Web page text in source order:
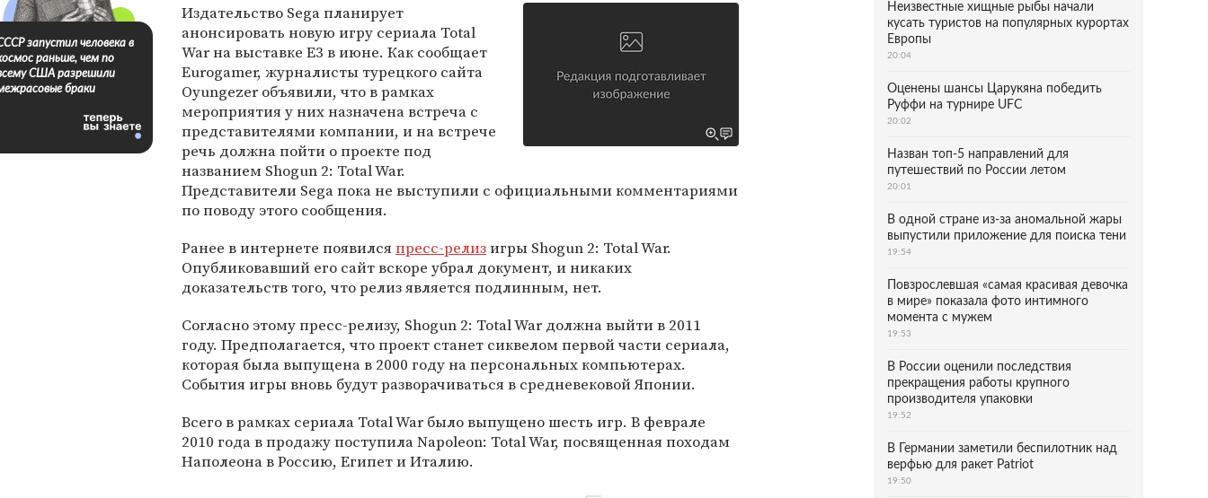
Издательство Sega планирует
анонсировать новую игру сериала Total
War на выставке E3 в июне. Как сообщает
Eurogamer, журналисты турецкого сайта
Oyungezer объявили, что в рамках
мероприятия у них назначена встреча с
представителями компании, и на встрече
речь должна пойти о проекте под
названием Shogun 2: Total War.
Представители Sega пока не выступили с официальными комментариями
по поводу этого сообщения.
Ранее в интернете появилсяпресс-релизигры Shogun 2: Total War.
Опубликовавший его сайт вскоре убрал документ, и никаких
доказательств того, что релиз является подлинным, нет.
Согласно этому пресс-релизу, Shogun 2: Total War должна выйти в 2011
году. Предполагается, что проект станет сиквелом первой части сериала,
которая была выпущена в 2000 году на персональных компьютерах.
События игры вновь будут разворачиваться в средневековой Японии.
Всего в рамках сериала Total War было выпущено шесть игр. В феврале
2010 года в продажу поступила Napoleon: Total War, посвященная походам
Наполеона в Россию, Египет и Италию.
запустил человека в
раньше, чем по
США разрешили
браки
Неизвестные хищные рыбы начали
кусать туристов на популярных курортах
Европы
20:04
Оценены шансы Царукяна победить
Руффи на турнире UFC
20:02
Назван топ-5 направлений для
путешествий по России летом
20:01
В одной стране из-за аномальной жары
выпустили приложение для поиска тени
19:54
Повзрослевшая «самая красивая девочка
в мире» показала фото интимного
момента с мужем
19:53
В России оценили последствия
прекращения работы крупного
производителя упаковки
19:52
В Германии заметили беспилотник над
верфью для ракет Patriot
19:50